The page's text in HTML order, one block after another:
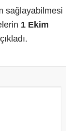
sağlayabilmesi
1 Ekim